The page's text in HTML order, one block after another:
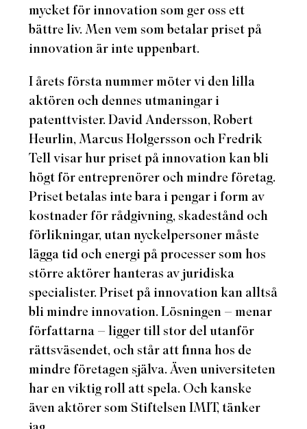
mycket för innovation som ger oss ett
bättre liv. Menvem som betalar priset på
innovation är inte uppenbart.
I årets första nummer möter vi den lilla
aktören och dennes utmaningar i
patenttvister. David Andersson, Robert
Heurlin, Marcus Holgersson och Fredrik
Tell visar hur priset på innovation kan bli
högt för entreprenörer och mindre företag.
Priset betalas inte bara i pengar i form av
kostnader för rådgivning, skadestånd och
förlikningar, utan nyckelpersoner måste
lägga tid och energi på processer som hos
större aktörer hanteras av juridiska
specialister. Priset på innovation kan alltså
blimindre innovation. Lösningen – menar
författarna – ligger till stor del utanför
rättsväsendet, och står att finna hos de
mindre företagen själva. Även universiteten
har en viktig roll att spela. Och kanske
även aktörer som Stiftelsen IMIT, tänker